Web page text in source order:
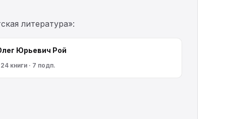
литература»:
Юрьевич Рой
книги · 7 подп.